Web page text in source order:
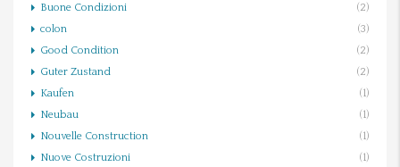
Buone Condizioni
(2)
colon
(3)
Good Condition
(2)
Guter Zustand
(2)
Kaufen
(1)
Neubau
(1)
Nouvelle Construction
(1)
Nuove Costruzioni
(1)